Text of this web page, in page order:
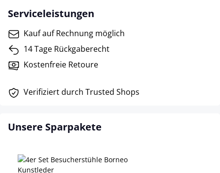
Serviceleistungen
Kauf auf Rechnung möglich
14 Tage Rückgaberecht
Kostenfreie Retoure
Verifiziert durch Trusted Shops
Unsere Sparpakete